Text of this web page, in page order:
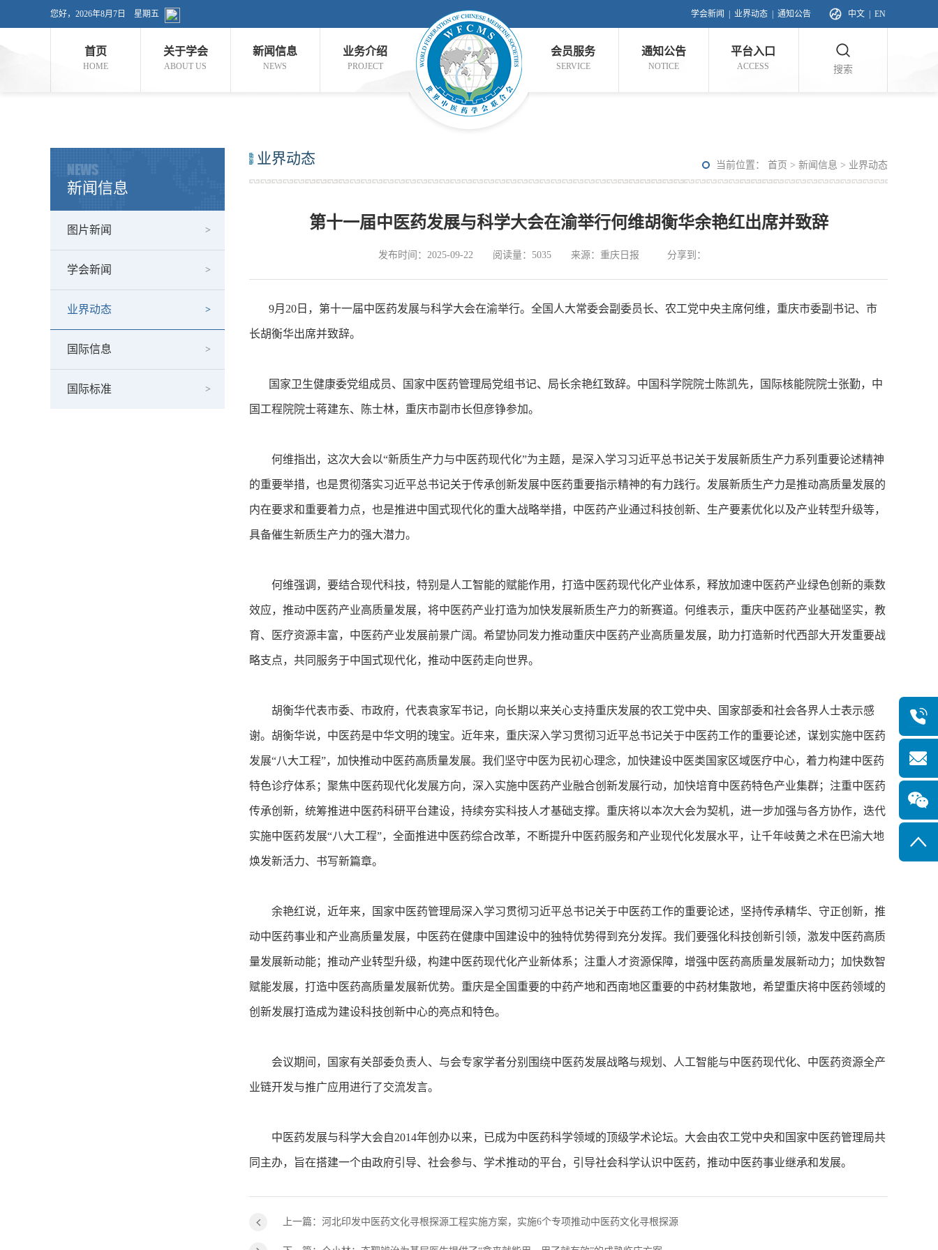
您好， 2026年8月7日 星期五 学会新闻 业界动态 通知公告 中文 EN
首页
HOME
关于学会
ABOUT US
新闻信息
NEWS
业务介绍
PROJECT
会员服务
SERVICE
通知公告
NOTICE
平台入口
ACCESS 搜索
NEWS
新闻信息
图片新闻
学会新闻
业界动态
国际信息
国际标准
业界动态 当前位置： 首页 > 新闻信息 > 业界动态
第十一届中医药发展与科学大会在渝举行何维胡衡华余艳红出席并致辞
发布时间：2025-09-22 阅读量：5035 来源：重庆日报 分享到：
9月20日，第十一届中医药发展与科学大会在渝举行。全国人大常委会副委员长、农工党中央主席何维，重庆市委副书记、市
长胡衡华出席并致辞。
国家卫生健康委党组成员、国家中医药管理局党组书记、局长余艳红致辞。中国科学院院士陈凯先，国际核能院院士张勤，中
国工程院院士蒋建东、陈士林，重庆市副市长但彦铮参加。
何维指出，这次大会以“新质生产力与中医药现代化”为主题，是深入学习习近平总书记关于发展新质生产力系列重要论述精神
的重要举措，也是贯彻落实习近平总书记关于传承创新发展中医药重要指示精神的有力践行。发展新质生产力是推动高质量发展的
内在要求和重要着力点，也是推进中国式现代化的重大战略举措，中医药产业通过科技创新、生产要素优化以及产业转型升级等，
具备催生新质生产力的强大潜力。
何维强调，要结合现代科技，特别是人工智能的赋能作用，打造中医药现代化产业体系，释放加速中医药产业绿色创新的乘数
效应，推动中医药产业高质量发展，将中医药产业打造为加快发展新质生产力的新赛道。何维表示，重庆中医药产业基础坚实，教
育、医疗资源丰富，中医药产业发展前景广阔。希望协同发力推动重庆中医药产业高质量发展，助力打造新时代西部大开发重要战
略支点，共同服务于中国式现代化，推动中医药走向世界。
胡衡华代表市委、市政府，代表袁家军书记，向长期以来关心支持重庆发展的农工党中央、国家部委和社会各界人士表示感
谢。胡衡华说，中医药是中华文明的瑰宝。近年来，重庆深入学习贯彻习近平总书记关于中医药工作的重要论述，谋划实施中医药
发展“八大工程”，加快推动中医药高质量发展。我们坚守中医为民初心理念，加快建设中医类国家区域医疗中心，着力构建中医药
特色诊疗体系；聚焦中医药现代化发展方向，深入实施中医药产业融合创新发展行动，加快培育中医药特色产业集群；注重中医药
传承创新，统筹推进中医药科研平台建设，持续夯实科技人才基础支撑。重庆将以本次大会为契机，进一步加强与各方协作，迭代
实施中医药发展“八大工程”，全面推进中医药综合改革，不断提升中医药服务和产业现代化发展水平，让千年岐黄之术在巴渝大地
焕发新活力、书写新篇章。
余艳红说，近年来，国家中医药管理局深入学习贯彻习近平总书记关于中医药工作的重要论述，坚持传承精华、守正创新，推
动中医药事业和产业高质量发展，中医药在健康中国建设中的独特优势得到充分发挥。我们要强化科技创新引领，激发中医药高质
量发展新动能；推动产业转型升级，构建中医药现代化产业新体系；注重人才资源保障，增强中医药高质量发展新动力；加快数智
赋能发展，打造中医药高质量发展新优势。重庆是全国重要的中药产地和西南地区重要的中药材集散地，希望重庆将中医药领域的
创新发展打造成为建设科技创新中心的亮点和特色。
会议期间，国家有关部委负责人、与会专家学者分别围绕中医药发展战略与规划、人工智能与中医药现代化、中医药资源全产
业链开发与推广应用进行了交流发言。
中医药发展与科学大会自2014年创办以来，已成为中医药科学领域的顶级学术论坛。大会由农工党中央和国家中医药管理局共
同主办，旨在搭建一个由政府引导、社会参与、学术推动的平台，引导社会科学认识中医药，推动中医药事业继承和发展。
上一篇：河北印发中医药文化寻根探源工程实施方案，实施6个专项推动中医药文化寻根探源